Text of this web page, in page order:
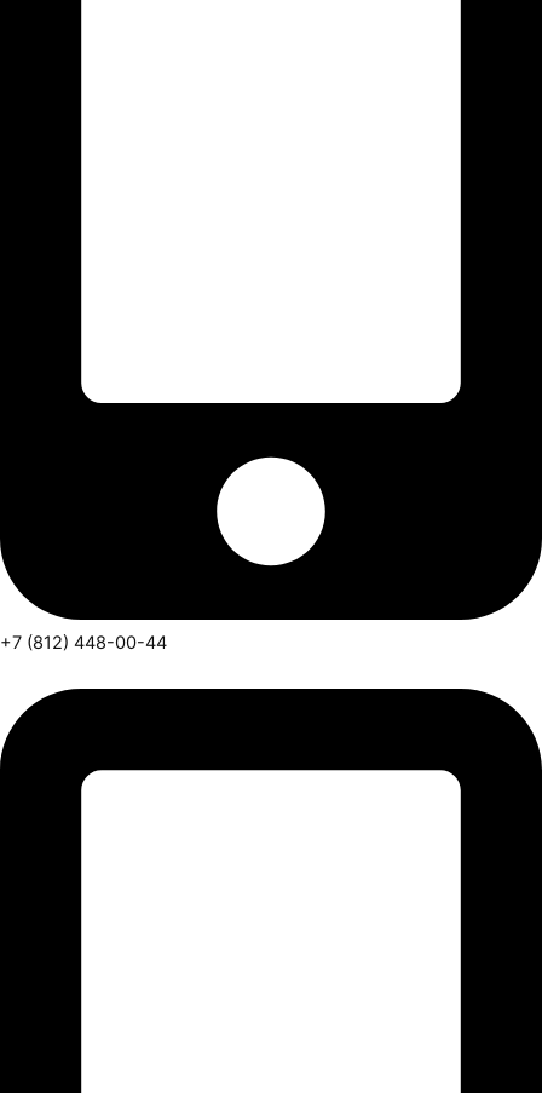
+7 (812) 448-00-44